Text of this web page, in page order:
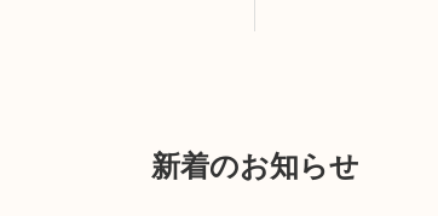
新着のお知らせ